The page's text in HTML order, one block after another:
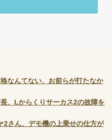
なんてない、お前らが打たなか
、Lからくりサーカス2の故障を
2さん、デモ機の上乗せの仕方が